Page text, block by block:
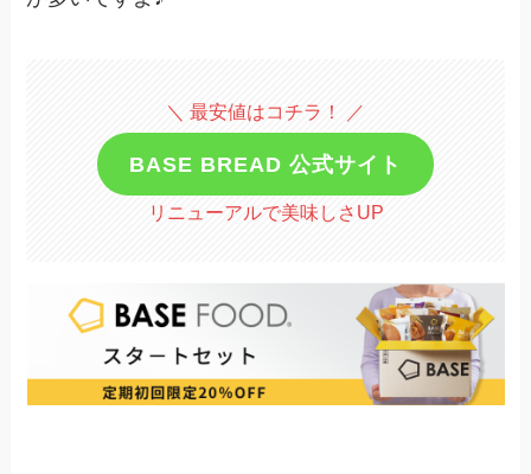
＼ 最安値はコチラ！ ／
BASE BREAD 公式サイト
リニューアルで美味しさUP